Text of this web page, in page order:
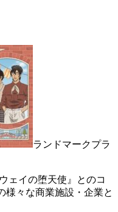
ランドマークプラ
ェイの堕天使』とのコ
様々な商業施設・企業と